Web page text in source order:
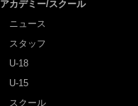
アカデミー/スクール
ニュース
スタッフ
U-18
U-15
スクール